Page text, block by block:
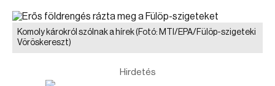
Komoly károkról szólnak a hírek(Fotó: MTI/EPA/Fülöp-szigeteki
Vöröskereszt)
Hirdetés